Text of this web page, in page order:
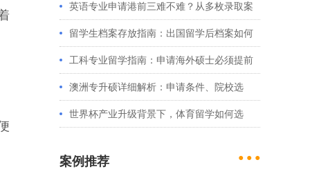
英语专业申请港前三难不难？从多枚录取案
例看港大、港中文申请要求
留学生档案存放指南：出国留学后档案如何
处理？留学服务中心常见问题解答
工科专业留学指南：申请海外硕士必须提前
准备的4件事
澳洲专升硕详细解析：申请条件、院校选
择、学制费用全介绍
世界杯产业升级背景下，体育留学如何选
案例推荐 ● ● ●